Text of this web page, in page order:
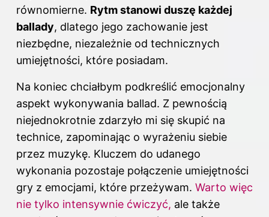
równomierne. Rytm stanowi duszę każdej
ballady, dlatego jego zachowanie jest
niezbędne, niezależnie od technicznych
umiejętności, które posiadam.
Na koniec chciałbym podkreślić emocjonalny
aspekt wykonywania ballad. Z pewnością
niejednokrotnie zdarzyło mi się skupić na
technice, zapominając o wyrażeniu siebie
przez muzykę. Kluczem do udanego
wykonania pozostaje połączenie umiejętności
gry z emocjami, które przeżywam. Warto więc
nie tylko intensywnie ćwiczyć, ale także